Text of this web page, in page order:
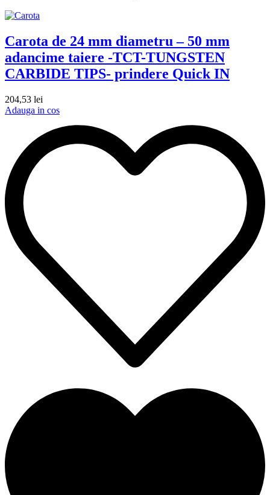
Carota de 24 mm diametru – 50 mm
adancime taiere -TCT-TUNGSTEN
CARBIDE TIPS- prindere Quick IN
204,53 lei
Adauga in cos